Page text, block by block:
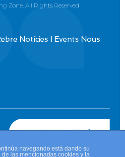
Zone. All Rights Reserved
Notícies I Events Nous
SUBSCRIU-TE
navegando está dando su
las mencionadas cookies y la